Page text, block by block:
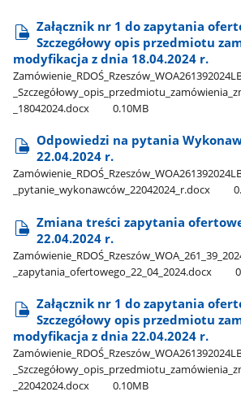
Załącznik nr 1 do zapytania
Szczegółowy opis przedmiotu
modyfikacja z dnia 18.04.2024 r.
_18042024.docx
0.10MB
Odpowiedzi na pytania
22.04.2024 r.
_pytanie​_wykonawców​_22042024​_r.docx
Zmiana treści zapytania
22.04.2024 r.
_zapytania​_ofertowego​_22​_04​_2024.docx
Załącznik nr 1 do zapytania
Szczegółowy opis przedmiotu
modyfikacja z dnia 22.04.2024 r.
_22042024.docx
0.10MB